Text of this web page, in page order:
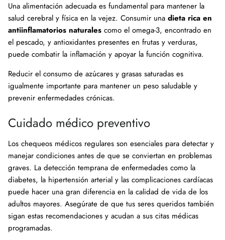
Una alimentación adecuada es fundamental para mantener la
salud cerebral y física en la vejez. Consumir una dieta rica en
antiinflamatorios naturales como el omega-3, encontrado en
el pescado, y antioxidantes presentes en frutas y verduras,
puede combatir la inflamación y apoyar la función cognitiva.
Reducir el consumo de azúcares y grasas saturadas es
igualmente importante para mantener un peso saludable y
prevenir enfermedades crónicas.
Cuidado médico preventivo
Los chequeos médicos regulares son esenciales para detectar y
manejar condiciones antes de que se conviertan en problemas
graves. La detección temprana de enfermedades como la
diabetes, la hipertensión arterial y las complicaciones cardíacas
puede hacer una gran diferencia en la calidad de vida de los
adultos mayores. Asegúrate de que tus seres queridos también
sigan estas recomendaciones y acudan a sus citas médicas
programadas.